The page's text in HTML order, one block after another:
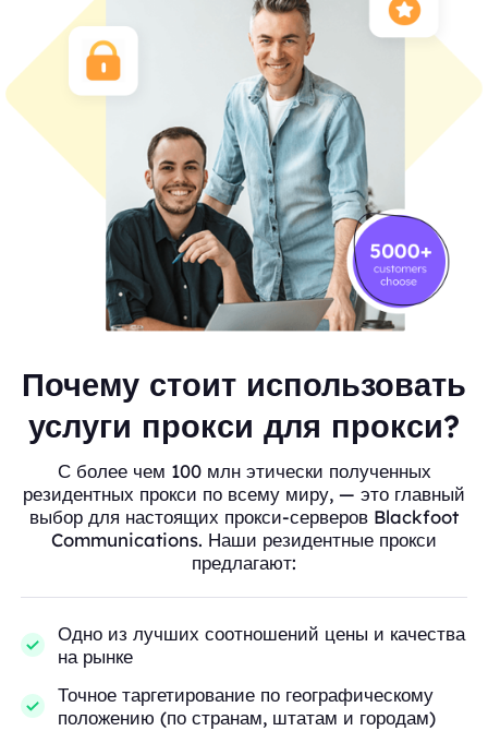
Почему стоит использовать
услуги прокси для прокси?
С более чем 100 млн этически полученных
резидентных прокси по всему миру, — это главный
выбор для настоящих прокси-серверов Blackfoot
Communications. Наши резидентные прокси
предлагают:
Одно из лучших соотношений цены и качества
на рынке
Точное таргетирование по географическому
положению (по странам, штатам и городам)